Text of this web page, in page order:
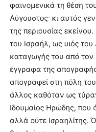
φαινομενικά τη θέση
Αύγουστος· κι αυτός
της περιουσίας
του Ισραήλ, ως υιός του
καταγωγής του από τον
έγγραφα της
απογραφεί στη πόλη
άλλος καθόταν ως
Ιδουμαίος Ηρώδης, που
αλλά ούτε Ισραηλίτης.